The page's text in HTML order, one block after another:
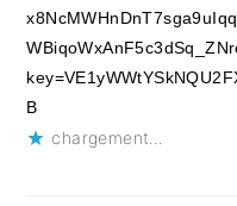
B
chargement…